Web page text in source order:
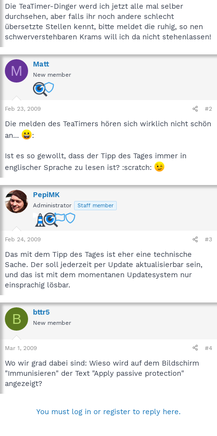
Die TeaTimer-Dinger werd ich jetzt alle mal selber
durchsehen, aber falls ihr noch andere schlecht
übersetzte Stellen kennt, bitte meldet die ruhig, so nen
schwerverstehbaren Krams will ich da nicht stehenlassen!
M Matt
New member
Feb 23, 2009 #2
Die melden des TeaTimers hören sich wirklich nicht schön
an...
:
Ist es so gewollt, dass der Tipp des Tages immer in
englischer Sprache zu lesen ist? :scratch:
PepiMK
Administrator Staff member
Feb 24, 2009 #3
Das mit dem Tipp des Tages ist eher eine technische
Sache. Der soll jederzeit per Update aktualisierbar sein,
und das ist mit dem momentanen Updatesystem nur
einsprachig lösbar.
B bttr5
New member
Mar 1, 2009 #4
Wo wir grad dabei sind: Wieso wird auf dem Bildschirm
"Immunisieren" der Text "Apply passive protection"
angezeigt?
You must log in or register to reply here.